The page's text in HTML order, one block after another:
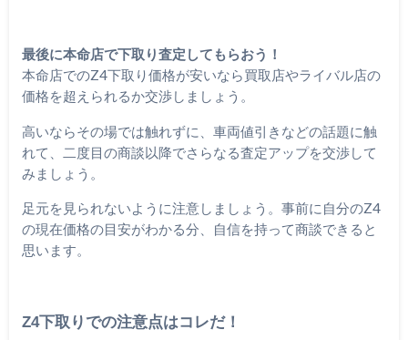
最後に本命店で下取り査定してもらおう！
本命店でのZ4下取り価格が安いなら買取店やライバル店の
価格を超えられるか交渉しましょう。
高いならその場では触れずに、車両値引きなどの話題に触
れて、二度目の商談以降でさらなる査定アップを交渉して
みましょう。
足元を見られないように注意しましょう。事前に自分のZ4
の現在価格の目安がわかる分、自信を持って商談できると
思います。
Z4下取りでの注意点はコレだ！